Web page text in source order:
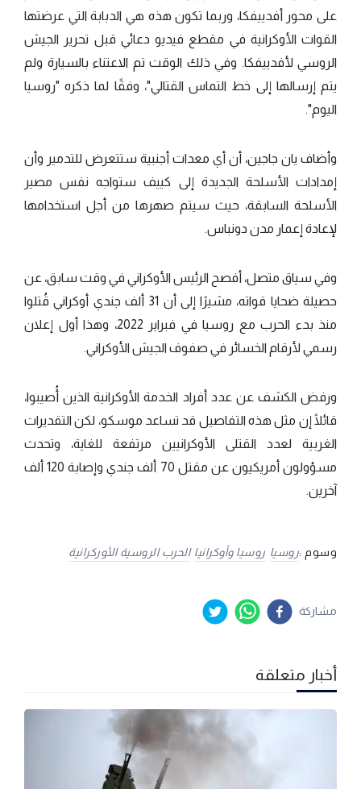
على محور أفدييفكا، وربما تكون هذه هي الدبابة التي عرضتها
القوات الأوكرانية في مقطع فيديو دعائي قبل تحرير الجيش
الروسي لأفدييفكا. وفي ذلك الوقت تم الاعتناء بالسيارة ولم
يتم إرسالها إلى خط التماس القتالي"، وفقًا لما ذكره "روسيا
اليوم".
وأضاف يان جاجين، أن أي معدات أجنبية ستتعرض للتدمير وأن
إمدادات الأسلحة الجديدة إلى كييف ستواجه نفس مصير
الأسلحة السابقة، حيث سيتم صهرها من أجل استخدامها
لإعادة إعمار مدن دونباس.
وفي سياق متصل، أفصح الرئيس الأوكراني في وقت سابق، عن
حصيلة ضحايا قواته، مشيرًا إلى أن 31 ألف جندي أوكراني قُتلوا
منذ بدء الحرب مع روسيا في فبراير 2022، وهذا أول إعلان
رسمي لأرقام الخسائر في صفوف الجيش الأوكراني.
ورفض الكشف عن عدد أفراد الخدمة الأوكرانية الذين أُصيبوا،
قائلًا إن مثل هذه التفاصيل قد تساعد موسكو، لكن التقديرات
الغربية لعدد القتلى الأوكرانيين مرتفعة للغاية، وتحدث
مسؤولون أمريكيون عن مقتل 70 ألف جندي وإصابة 120 ألف
آخرين.
وسوم :روسيا روسيا وأوكرانيا الحرب الروسية الأوركرانية
مشاركة
أخبار متعلقة